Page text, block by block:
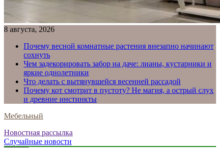
8 августа, 2026
Почему весной комнатные растения внезапно начинают
сохнуть
Чем задекорировать забор на даче: лианы, кустарники и
яркие однолетники
Что делать с вытянувшейся весенней рассадой
Почему кот смотрит в пустоту? Не магия, а острый слух
и древние инстинкты
Мебельный
Новостная рассылка
Случайные новости